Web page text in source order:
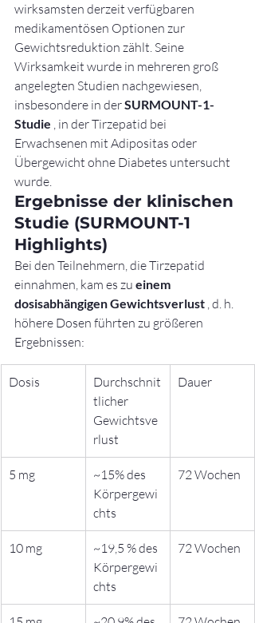
wirksamsten derzeit verfügbaren
medikamentösen Optionen zur
Gewichtsreduktion zählt. Seine
Wirksamkeit wurde in mehreren groß
angelegten Studien nachgewiesen,
insbesondere in der SURMOUNT-1-
Studie , in der Tirzepatid bei
Erwachsenen mit Adipositas oder
Übergewicht ohne Diabetes untersucht
wurde.
Ergebnisse der klinischen
Studie (SURMOUNT-1
Highlights)
Bei den Teilnehmern, die Tirzepatid
einnahmen, kam es zu einem
dosisabhängigen Gewichtsverlust , d. h.
höhere Dosen führten zu größeren
Ergebnissen:
Dosis
Durchschnit
tlicher
Gewichtsve
rlust
Dauer
5 mg
~15% des
Körpergewi
chts
72 Wochen
10 mg
~19,5 % des
Körpergewi
chts
72 Wochen